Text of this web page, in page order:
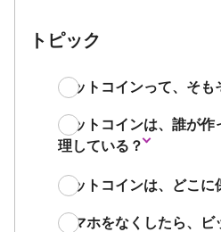
トピック
ビットコインって、そも
ビットコインは、誰が作
理している？
ビットコインは、どこに
スマホをなくしたら、ビ